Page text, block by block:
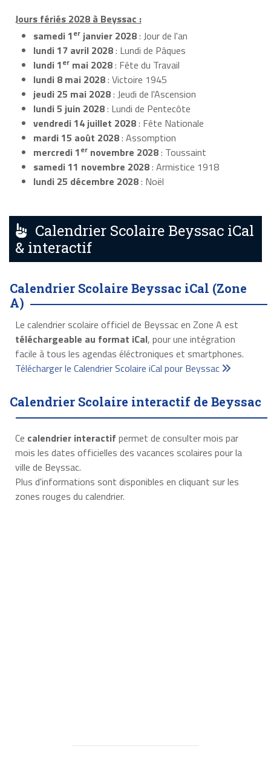
Jours fériés 2028 à Beyssac :
samedi 1er janvier 2028: Jour de l'an
lundi 17 avril 2028: Lundi de Pâques
lundi 1er mai 2028: Fête du Travail
lundi 8 mai 2028: Victoire 1945
jeudi 25 mai 2028: Jeudi de l'Ascension
lundi 5 juin 2028: Lundi de Pentecôte
vendredi 14 juillet 2028: Fête Nationale
mardi 15 août 2028: Assomption
mercredi 1er novembre 2028: Toussaint
samedi 11 novembre 2028: Armistice 1918
lundi 25 décembre 2028: Noël
Calendrier Scolaire Beyssac iCal
& interactif
Calendrier Scolaire Beyssac iCal (Zone
A)
Le calendrier scolaire officiel de Beyssac en Zone A est
téléchargeable au format iCal, pour une intégration
facile à tous les agendas éléctroniques et smartphones.
Télécharger le Calendrier Scolaire iCal pour Beyssac
Calendrier Scolaire interactif de Beyssac
Ce calendrier interactif permet de consulter mois par
mois les dates officielles des vacances scolaires pour la
ville de Beyssac.
Plus d'informations sont disponibles en cliquant sur les
zones rouges du calendrier.